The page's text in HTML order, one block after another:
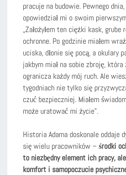
pracuje na budowie. Pewnego
opowiedział mi o swoim
„Założyłem ten ciężki kask,
ochronne. Po godzinie miałem
uciska, dłonie się pocą, a okulary
jakbym miał na sobie zbroję,
ogranicza każdy mój ruch. Ale
tygodniach nie tylko się
czuć bezpieczniej. Miałem
może uratować mi życie”.
Historia Adama doskonale oddaje
się wielu pracowników – środki
to niezbędny element ich pracy,
komfort i samopoczucie